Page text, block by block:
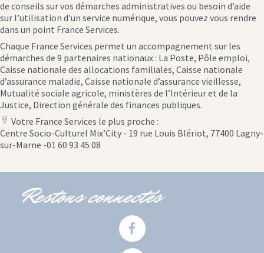
de conseils sur vos démarches administratives ou besoin d’aide
sur l’utilisation d’un service numérique, vous pouvez vous rendre
dans un point France Services.
Chaque France Services permet un accompagnement sur les
démarches de 9 partenaires nationaux : La Poste, Pôle emploi,
Caisse nationale des allocations familiales, Caisse nationale
d’assurance maladie, Caisse nationale d’assurance vieillesse,
Mutualité sociale agricole, ministères de l’Intérieur et de la
Justice, Direction générale des finances publiques.
location
icon
Votre France Services le plus proche :
Centre Socio-Culturel Mix’City - 19 rue Louis Blériot, 77400 Lagny-
sur-Marne -01 60 93 45 08
Restons connectés